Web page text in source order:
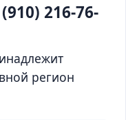
216-76-
регион